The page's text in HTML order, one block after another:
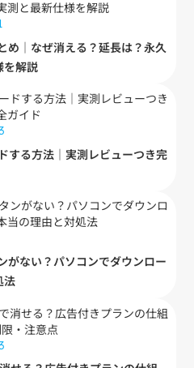
｜なぜ消える？延長は？永久
を解説
る方法｜実測レビューつき完
ない？パソコンでダウンロー
法